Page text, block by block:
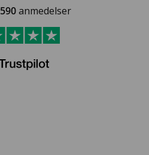
590anmedelser